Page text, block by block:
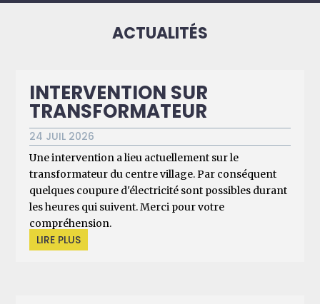
ACTUALITÉS
INTERVENTION SUR
TRANSFORMATEUR
24 JUIL 2026
Une intervention a lieu actuellement sur le
transformateur du centre village. Par conséquent
quelques coupure d'électricité sont possibles durant
les heures qui suivent. Merci pour votre
compréhension.
LIRE PLUS